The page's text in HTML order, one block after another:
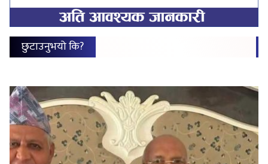
छुटाउनुभयो कि?